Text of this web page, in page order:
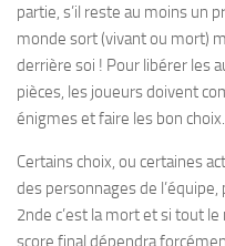
partie, s’il reste au moins un
monde sort (vivant ou mort)
derrière soi ! Pour libérer les
pièces, les joueurs doivent
énigmes et faire les bon choix.
Certains choix, ou certaines
des personnages de
2nde c’est la mort et si tout
score final dépendra